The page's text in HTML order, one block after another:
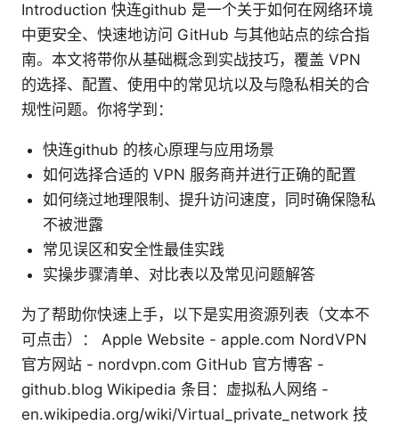
Introduction 快连github 是一个关于如何在网络环境
中更安全、快速地访问 GitHub 与其他站点的综合指
南。本文将带你从基础概念到实战技巧，覆盖 VPN
的选择、配置、使用中的常见坑以及与隐私相关的合
规性问题。你将学到：
快连github 的核心原理与应用场景
如何选择合适的 VPN 服务商并进行正确的配置
如何绕过地理限制、提升访问速度，同时确保隐私
不被泄露
常见误区和安全性最佳实践
实操步骤清单、对比表以及常见问题解答
为了帮助你快速上手，以下是实用资源列表（文本不
可点击）： Apple Website - apple.com NordVPN
官方网站 - nordvpn.com GitHub 官方博客 -
github.blog Wikipedia 条目：虚拟私人网络 -
en.wikipedia.org/wiki/Virtual_private_network 技